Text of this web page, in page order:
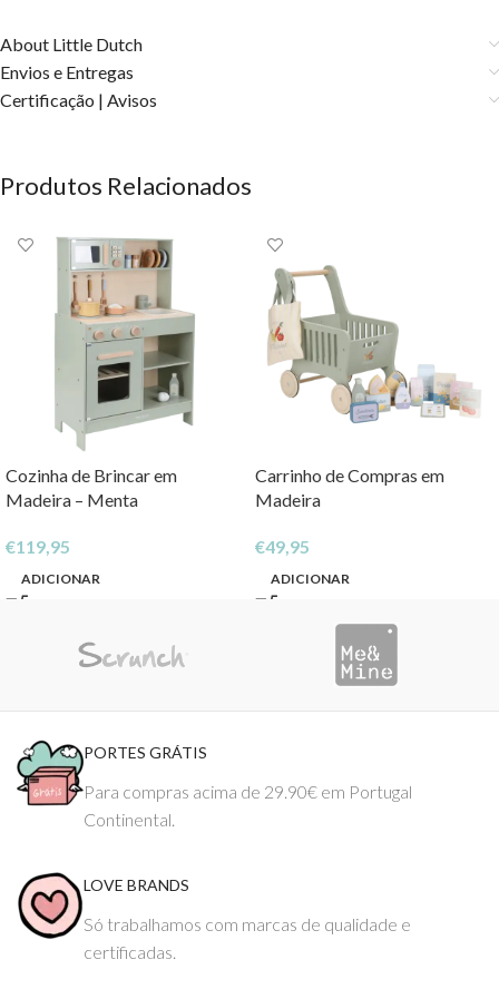
About Little Dutch
Envios e Entregas
Certificação | Avisos
Produtos Relacionados
Cozinha de Brincar em
Madeira – Menta
€119,95
ADICIONAR
Carrinho de Compras em
Madeira
€49,95
ADICIONAR
PORTES GRÁTIS
Para compras acima de 29.90€ em Portugal
Continental.
LOVE BRANDS
Só trabalhamos com marcas de qualidade e
certificadas.